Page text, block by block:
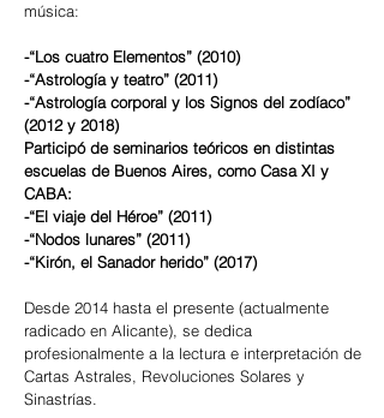
música:
-“Los cuatro Elementos” (2010)
-“Astrología y teatro” (2011)
-“Astrología corporal y los Signos del zodíaco”
(2012 y 2018)
Participó de seminarios teóricos en distintas
escuelas de Buenos Aires, como Casa XI y
CABA:
-“El viaje del Héroe” (2011)
-“Nodos lunares” (2011)
-“Kirón, el Sanador herido” (2017)
Desde 2014 hasta el presente (actualmente
radicado en Alicante), se dedica
profesionalmente a la lectura e interpretación de
Cartas Astrales, Revoluciones Solares y
Sinastrías.